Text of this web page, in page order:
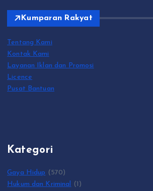
Kumparan Rakyat
Tentang Kami
Kontak Kami
Layanan Iklan dan Promosi
Licence
Pusat Bantuan
Kategori
Gaya Hidup (570)
Hukum dan Kriminal (1)